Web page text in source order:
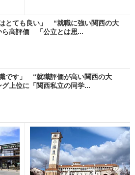
はとても良い」 “就職に強い関西の大
ら高評価 「公立とは思...
職です」 “就職評価が高い関西の大
グ上位に「関西私立の同学...